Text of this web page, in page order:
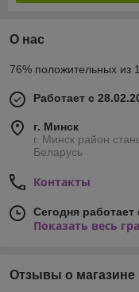
О нас
76% положительных из
Работает с
г. Минск
г. Минск район
Беларусь
Контакты
Сегодня работает
Показать весь
Отзывы о магазине